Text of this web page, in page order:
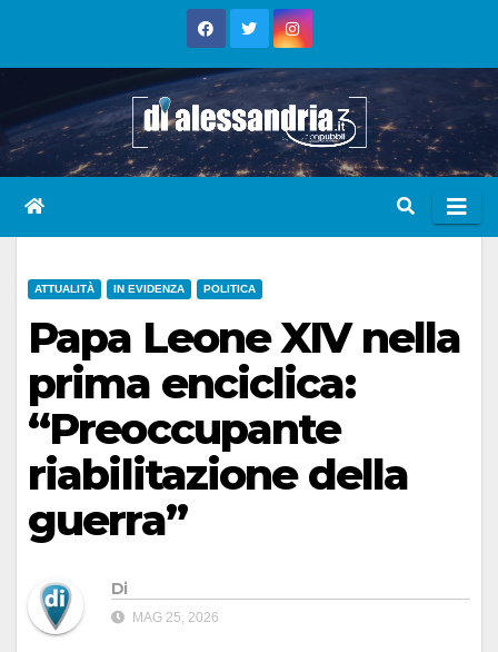
ATTUALITÀ IN EVIDENZA POLITICA
Papa Leone XIV nella
prima enciclica:
“Preoccupante
riabilitazione della
guerra”
Di
MAG 25, 2026